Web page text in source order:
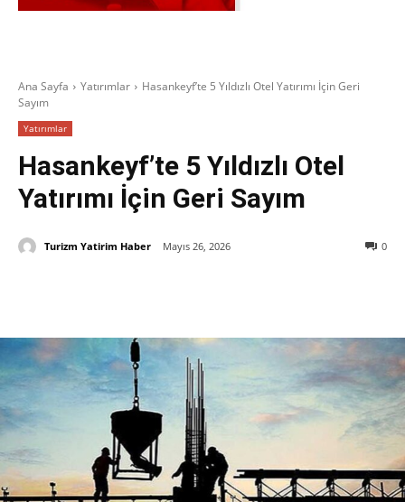
Ana Sayfa Yatırımlar
Hasankeyf’te 5 Yıldızlı Otel Yatırımı İçin Geri
Sayım
Yatırımlar
Hasankeyf’te 5 Yıldızlı Otel
Yatırımı İçin Geri Sayım
0
Turizm Yatirim Haber Mayıs 26, 2026